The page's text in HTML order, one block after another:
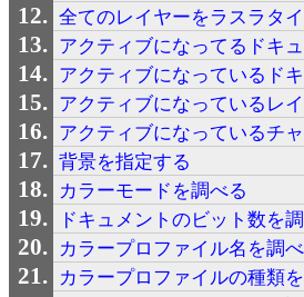
全てのレイヤーをラスラタ
アクティブになってるドキ
アクティブになっているド
アクティブになっているレ
アクティブになっているチ
背景を指定する
カラーモードを調べる
ドキュメントのビット数を
カラープロファイル名を調
カラープロファイルの種類